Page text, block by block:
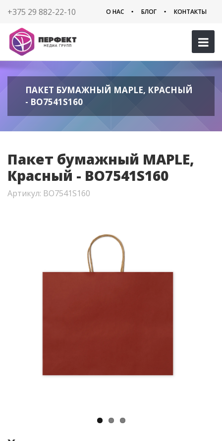
+375 29 882-22-10 О НАС БЛОГ КОНТАКТЫ
ПАКЕТ БУМАЖНЫЙ MAPLE, КРАСНЫЙ
- BO7541S160
Пакет бумажный MAPLE,
Красный - BO7541S160
Артикул: BO7541S160